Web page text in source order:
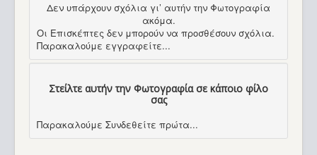
Δεν υπάρχουν σχόλια γι’ αυτήν την Φωτογραφία
ακόμα.
Οι Επισκέπτες δεν μπορούν να προσθέσουν σχόλια.
Παρακαλούμε εγγραφείτε...
Στείλτε αυτήν την Φωτογραφία σε κάποιο φίλο
σας
Παρακαλούμε Συνδεθείτε πρώτα...